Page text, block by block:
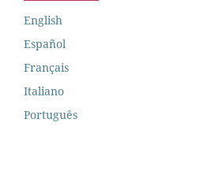
English
Español
Français
Italiano
Português